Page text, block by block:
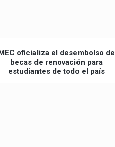
oficializa el desembolso de
becas de renovación para
estudiantes de todo el país